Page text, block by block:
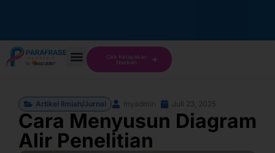
Cek Kelayakan
Naskah
Artikel Ilmiah/Jurnal myadmin Juli 23, 2025
Cara Menyusun Diagram
Alir Penelitian